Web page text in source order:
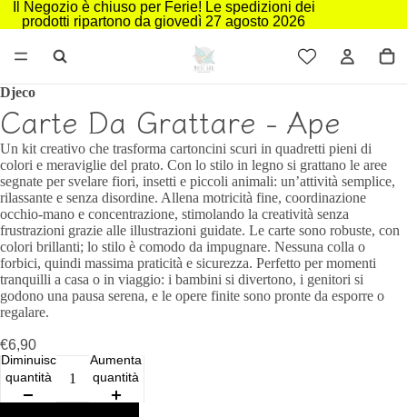
Il Negozio è chiuso per Ferie! Le spedizioni dei
prodotti ripartono da giovedì 27 agosto 2026
Djeco
Carte Da Grattare - Ape
Un kit creativo che trasforma cartoncini scuri in quadretti pieni di
colori e meraviglie del prato. Con lo stilo in legno si grattano le aree
segnate per svelare fiori, insetti e piccoli animali: un’attività semplice,
rilassante e senza disordine. Allena motricità fine, coordinazione
occhio-mano e concentrazione, stimolando la creatività senza
frustrazioni grazie alle illustrazioni guidate. Le carte sono robuste, con
colori brillanti; lo stilo è comodo da impugnare. Nessuna colla o
forbici, quindi massima praticità e sicurezza. Perfetto per momenti
tranquilli a casa o in viaggio: i bambini si divertono, i genitori si
godono una pausa serena, e le opere finite sono pronte da esporre o
regalare.
€6,90
Diminuisci
quantità
Aumenta
quantità